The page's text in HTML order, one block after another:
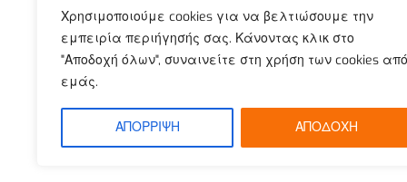
Χρησιμοποιούμε cookies για να βελτιώσουμε την
εμπειρία περιήγησής σας. Κάνοντας κλικ στο
"Αποδοχή όλων", συναινείτε στη χρήση των cookies από
εμάς.
ΑΠΟΡΡΙΨΗ ΑΠΟΔΟΧΗ